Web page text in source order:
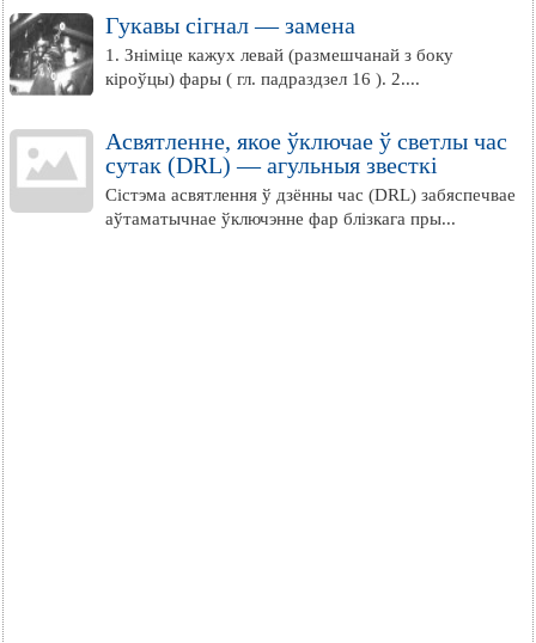
Гукавы сігнал — замена
1. Зніміце кажух левай (размешчанай з боку
кіроўцы) фары ( гл. падраздзел 16 ). 2....
Асвятленне, якое ўключае ў светлы час
сутак (DRL) — агульныя звесткі
Сістэма асвятлення ў дзённы час (DRL) забяспечвае
аўтаматычнае ўключэнне фар блізкага пры...